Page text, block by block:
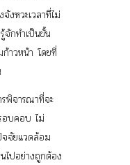
งหวะเวลาที่ไม่
จักทำเป็นขั้น
ก้าวหน้า โดยที่
พิจารณาที่จะ
อบคอบ ไม่
จัยแวดล้อม
ไปอย่างถูกต้อง